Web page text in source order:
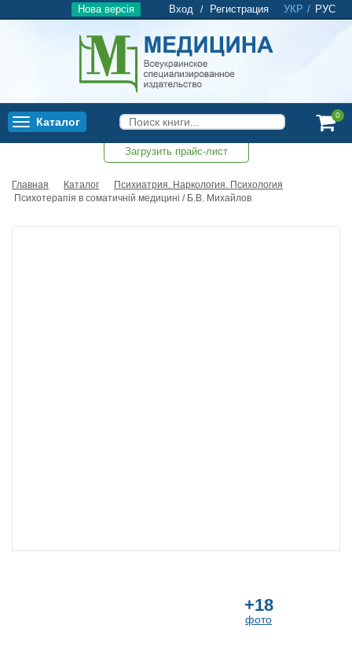
УКР / РУС
Вход / Регистрация
Нова версія
Toggle
Каталог
0
Загрузить прайс-лист
Главная Каталог
Психиатрия. Наркология. Психология
Психотерапія в соматичній медицині / Б.В. Михайлов
+18
фото